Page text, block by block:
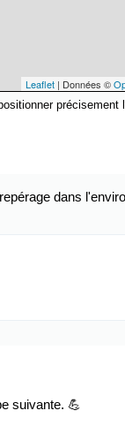
Leaflet| Données ©
précisement
dans
suivante. 💪